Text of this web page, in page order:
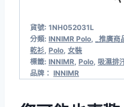
貨號: 1NH052031L
分類: INNIMR Polo _推廣商
乾衫 Polo 女裝
標籤: INNIMR Polo 吸濕排
品牌： INNIMR